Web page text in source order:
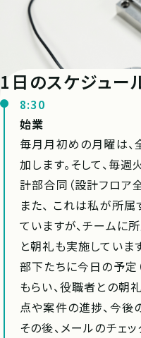
1日のスケジュー
8:30
始業
毎月月初めの月曜は、
加します。そして、毎
計部合同（設計フロア
また、 これは私が所属
ていますが、チームに
と朝礼も実施していま
部下たちに今日の予定
もらい、役職者との朝
点や案件の進捗、今後
その後、メールのチェ